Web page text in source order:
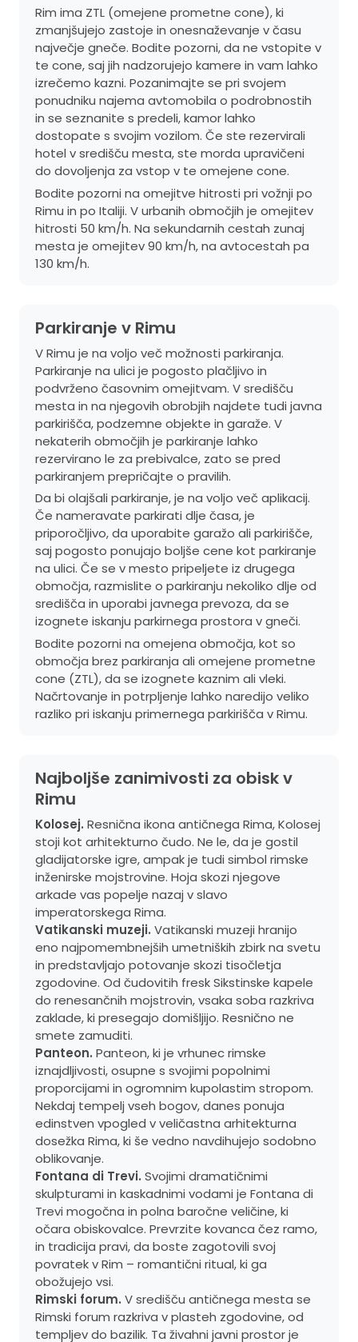
Rim ima ZTL (omejene prometne cone), ki
zmanjšujejo zastoje in onesnaževanje v času
največje gneče. Bodite pozorni, da ne vstopite v
te cone, saj jih nadzorujejo kamere in vam lahko
izrečemo kazni. Pozanimajte se pri svojem
ponudniku najema avtomobila o podrobnostih
in se seznanite s predeli, kamor lahko
dostopate s svojim vozilom. Če ste rezervirali
hotel v središču mesta, ste morda upravičeni
do dovoljenja za vstop v te omejene cone.
Bodite pozorni na omejitve hitrosti pri vožnji po
Rimu in po Italiji. V urbanih območjih je omejitev
hitrosti 50 km/h. Na sekundarnih cestah zunaj
mesta je omejitev 90 km/h, na avtocestah pa
130 km/h.
Parkiranje v Rimu
V Rimu je na voljo več možnosti parkiranja.
Parkiranje na ulici je pogosto plačljivo in
podvrženo časovnim omejitvam. V središču
mesta in na njegovih obrobjih najdete tudi javna
parkirišča, podzemne objekte in garaže. V
nekaterih območjih je parkiranje lahko
rezervirano le za prebivalce, zato se pred
parkiranjem prepričajte o pravilih.
Da bi olajšali parkiranje, je na voljo več aplikacij.
Če nameravate parkirati dlje časa, je
priporočljivo, da uporabite garažo ali parkirišče,
saj pogosto ponujajo boljše cene kot parkiranje
na ulici. Če se v mesto pripeljete iz drugega
območja, razmislite o parkiranju nekoliko dlje od
središča in uporabi javnega prevoza, da se
izognete iskanju parkirnega prostora v gneči.
Bodite pozorni na omejena območja, kot so
območja brez parkiranja ali omejene prometne
cone (ZTL), da se izognete kaznim ali vleki.
Načrtovanje in potrpljenje lahko naredijo veliko
razliko pri iskanju primernega parkirišča v Rimu.
Najboljše zanimivosti za obisk v
Rimu
Kolosej. Resnična ikona antičnega Rima, Kolosej
stoji kot arhitekturno čudo. Ne le, da je gostil
gladijatorske igre, ampak je tudi simbol rimske
inženirske mojstrovine. Hoja skozi njegove
arkade vas popelje nazaj v slavo
imperatorskega Rima.
Vatikanski muzeji. Vatikanski muzeji hranijo
eno najpomembnejših umetniških zbirk na svetu
in predstavljajo potovanje skozi tisočletja
zgodovine. Od čudovitih fresk Sikstinske kapele
do renesančnih mojstrovin, vsaka soba razkriva
zaklade, ki presegajo domišljijo. Resnično ne
smete zamuditi.
Panteon. Panteon, ki je vrhunec rimske
iznajdljivosti, osupne s svojimi popolnimi
proporcijami in ogromnim kupolastim stropom.
Nekdaj tempelj vseh bogov, danes ponuja
edinstven vpogled v veličastna arhitekturna
dosežka Rima, ki še vedno navdihujejo sodobno
oblikovanje.
Fontana di Trevi. Svojimi dramatičnimi
skulpturami in kaskadnimi vodami je Fontana di
Trevi mogočna in polna baročne veličine, ki
očara obiskovalce. Prevrzite kovanca čez ramo,
in tradicija pravi, da boste zagotovili svoj
povratek v Rim – romantični ritual, ki ga
obožujejo vsi.
Rimski forum. V središču antičnega mesta se
Rimski forum razkriva v plasteh zgodovine, od
templjev do bazilik. Ta živahni javni prostor je